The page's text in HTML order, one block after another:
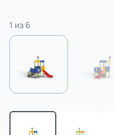
1 из 6